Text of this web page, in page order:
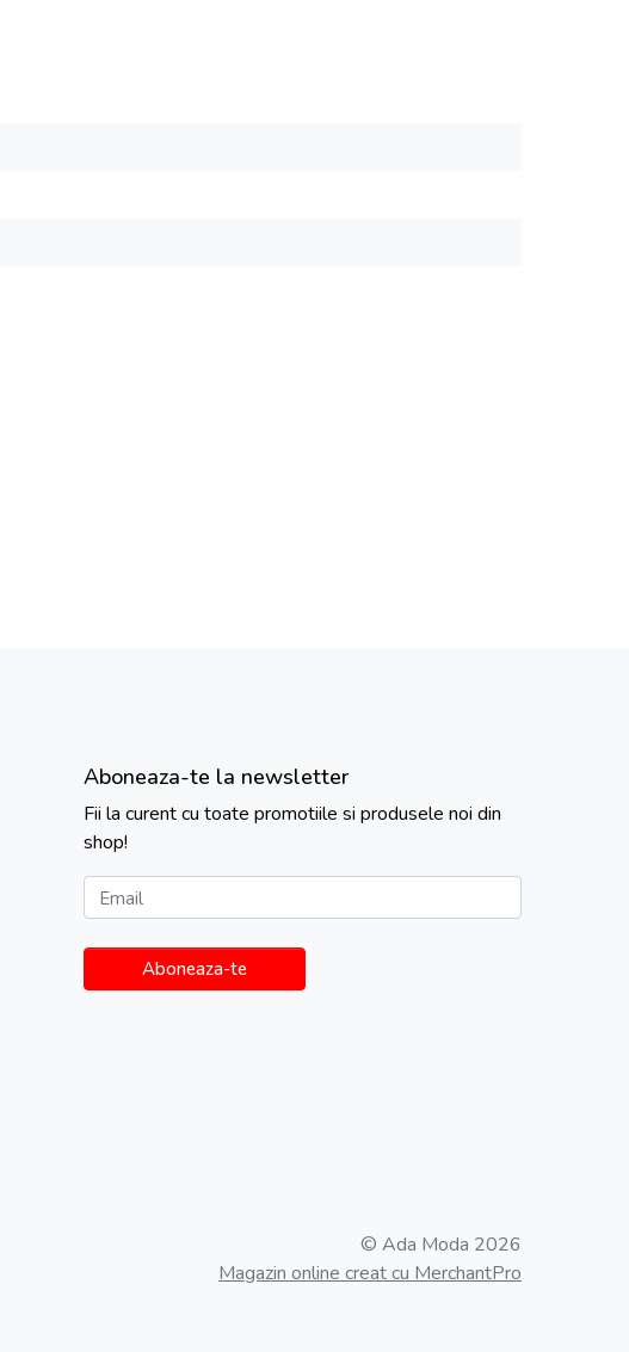
Aboneaza-te la newsletter
Fii la curent cu toate promotiile si produsele noi din
shop!
Email
Aboneaza-te
© Ada Moda 2026
Magazin online creat cu MerchantPro